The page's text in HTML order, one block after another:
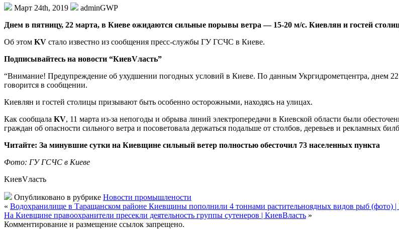
Март 24th, 2019
adminGWP
Днeм в пятницу, 22 марта, в Киеве ожидаются сильные порывы ветра — 15-20 м/с. Киевлян и гостей
Об этом KV стало известно из сообщения пресс-службы ГУ ГСЧС в Киеве.
Подписывайтесь на новости “КиевVласть”
“Внимание! Предупреждение об ухудшении погодных условий в Киеве. По данным Укргидрометцентра, днем 22
говорится в сообщении.
Киевлян и гостей столицы призывают быть особенно осторожными, находясь на улицах.
Как сообщала KV, 11 марта из-за непогоды и обрыва линий электропередачи в Киевской области были
граждан об опасности сильного ветра и посоветовала держаться подальше от столбов, деревьев и рекламных
Читайте: За минувшие сутки на Киевщине сильный ветер полностью обесточил 73 населенных пункта
Фото: ГУ ГСЧС в Киеве
KиевVласть
Опубликовано в рубрике Новости промышлености
« Водохранилище в Таращанском районе Киевщины пополнили 4 тоннами растительноядных видов рыб (фото) |
На Киевщине правоохранители пресекли деятельность группы сутенеров | КиевВласть »
Комментирование и размещение ссылок запрещено.